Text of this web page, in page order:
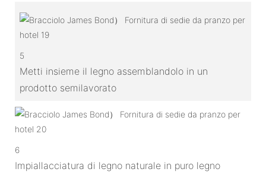
5
Metti insieme il legno assemblandolo in un
prodotto semilavorato
6
Impiallacciatura di legno naturale in puro legno